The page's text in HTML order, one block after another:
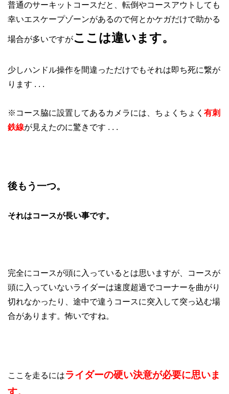
普通のサーキットコースだと、転倒やコースアウトしても
幸いエスケープゾーンがあるので何とかケガだけで助かる
場合が多いですがここは違います。
少しハンドル操作を間違っただけでもそれは即ち死に繋が
ります . . .
※コース脇に設置してあるカメラには、ちょくちょく 有刺
鉄線が見えたのに驚きです . . .
後もう一つ。
それはコースが長い事です。
完全にコースが頭に入っているとは思いますが、コースが
頭に入っていないライダーは速度超過でコーナーを曲がり
切れなかったり、途中で違うコースに突入して突っ込む場
合があります。怖いですね。
ここを走るにはライダーの硬い決意が必要に思いま
す。